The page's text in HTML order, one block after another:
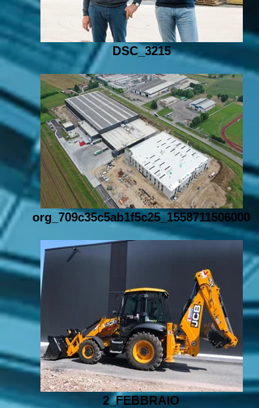
DSC_3215
org_709c35c5ab1f5c25_1558711506000
2_FEBBRAIO